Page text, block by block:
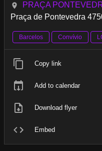
PRAÇA
Praça de Pontevedra
Barcelos Convívio
Copy link
Add to calendar
Download flyer
Embed